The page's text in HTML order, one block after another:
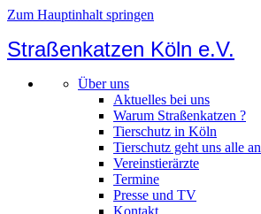
Zum Hauptinhalt springen
Straßenkatzen Köln e.V.
Über uns
Aktuelles bei uns
Warum Straßenkatzen ?
Tierschutz in Köln
Tierschutz geht uns alle an
Vereinstierärzte
Termine
Presse und TV
Kontakt